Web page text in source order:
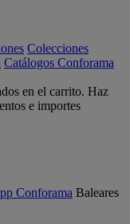
Colecciones
Catálogos Conforama
en el carrito. Haz
e importes
Conforama Baleares